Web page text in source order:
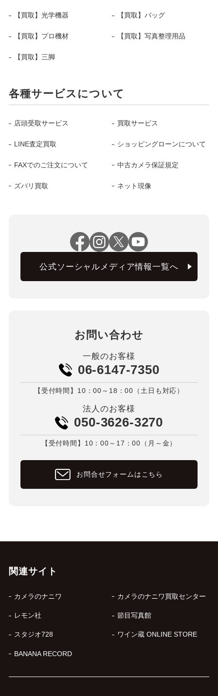
【買取】光学機器 【買取】バッグ
【買取】プロ機材 【買取】写真整理用品
【買取】三脚
各種サービスについて
店頭受取サービス 買取サービス
LINE査定買取 ショッピングローンについて
FAXでのご注文について 中古カメラ保証規定
ズバリ買取 ネット現像
公式ソーシャルメディア情報一覧へ
お問い合わせ
一般のお客様
06-6147-7350
【受付時間】10：00～18：00（土日も対応）
法人のお客様
050-3626-3270
【受付時間】10：00～17：00（月～金）
お問合せフォームはこちら
関連サイト
カメラのナニワ カメラのナニワ買取センター
レモン社 節目写真館
スタジオ728 ワイン蔵 ONLINE STORE
BANANA RECORD